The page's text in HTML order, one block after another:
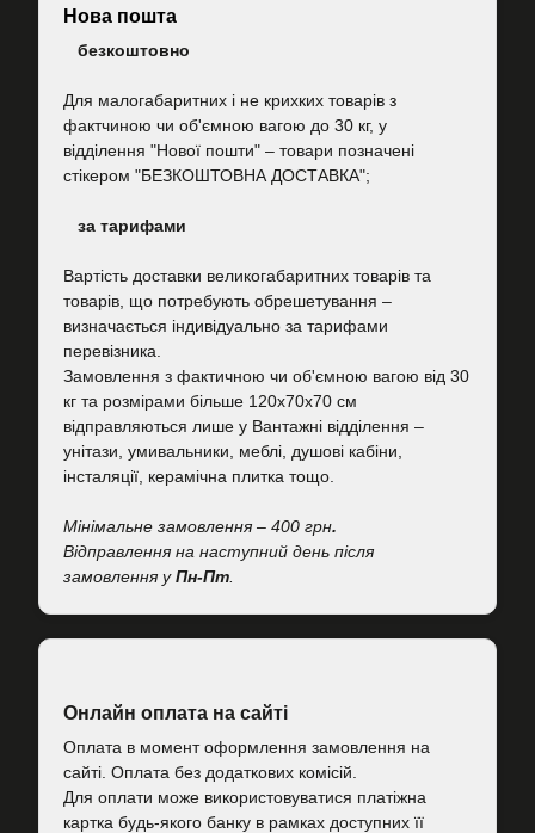
Нова пошта
безкоштовно
Для малогабаритних і не крихких товарів з
фактчиною чи об'ємною вагою до 30 кг, у
відділення "Нової пошти" – товари позначені
стікером "БЕЗКОШТОВНА ДОСТАВКА";
за тарифами
Вартість доставки великогабаритних товарів та
товарів, що потребують обрешетування –
визначається індивідуально за тарифами
перевізника.
Замовлення з фактичною чи об'ємною вагою від 30
кг та розмірами більше 120х70х70 см
відправляються лише у Вантажні відділення –
унітази, умивальники, меблі, душові кабіни,
інсталяції, керамічна плитка тощо.
Мінімальне замовлення – 400 грн.
Відправлення на наступний день після
замовлення уПн-Пт
Онлайн оплата на сайті
Оплата в момент оформлення замовлення на
сайті. Оплата без додаткових комісій.
Для оплати може використовуватися платіжна
картка будь-якого банку в рамках доступних її